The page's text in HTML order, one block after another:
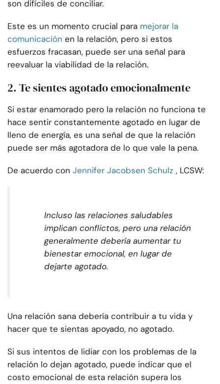
son difíciles de conciliar.
Este es un momento crucial para mejorar la
comunicación en la relación, pero si estos
esfuerzos fracasan, puede ser una señal para
reevaluar la viabilidad de la relación.
2. Te sientes agotado emocionalmente
Si estar enamorado pero la relación no funciona te
hace sentir constantemente agotado en lugar de
lleno de energía, es una señal de que la relación
puede ser más agotadora de lo que vale la pena.
De acuerdo con Jennifer Jacobsen Schulz , LCSW:
Incluso las relaciones saludables
implican conflictos, pero una relación
generalmente debería aumentar tu
bienestar emocional, en lugar de
dejarte agotado.
Una relación sana debería contribuir a tu vida y
hacer que te sientas apoyado, no agotado.
Si sus intentos de lidiar con los problemas de la
relación lo dejan agotado, puede indicar que el
costo emocional de esta relación supera los